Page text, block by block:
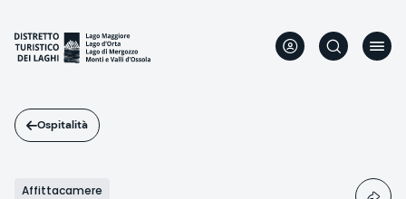
contenuto
principale
Ospitalità
Affittacamere